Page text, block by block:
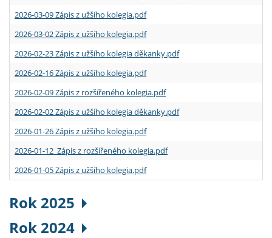
2026-03-09 Zápis z užšího kolegia.pdf
2026-03-02 Zápis z užšího kolegia.pdf
2026-02-23 Zápis z užšího kolegia děkanky.pdf
2026-02-16 Zápis z užšího kolegia.pdf
2026-02-09 Zápis z rozšířeného kolegia.pdf
2026-02-02 Zápis z užšího kolegia děkanky.pdf
2026-01-26 Zápis z užšího kolegia.pdf
2026-01-12 Zápis z rozšířeného kolegia.pdf
2026-01-05 Zápis z užšího kolegia.pdf
Rok 2025
Rok 2024